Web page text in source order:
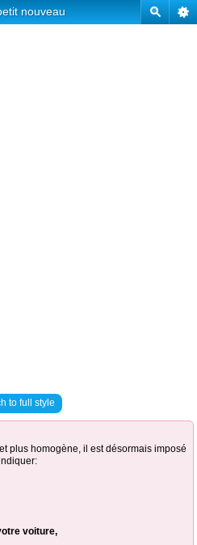
nouveau
to full style
plus homogène, il est désormais imposé
voiture,